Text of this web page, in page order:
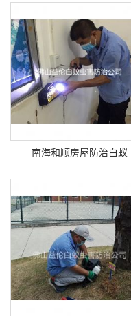
南海和顺房屋防治白蚁